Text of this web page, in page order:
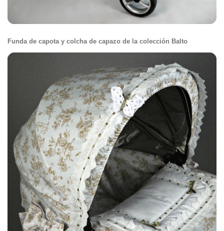
Funda de capota y colcha de capazo de la colección Balto